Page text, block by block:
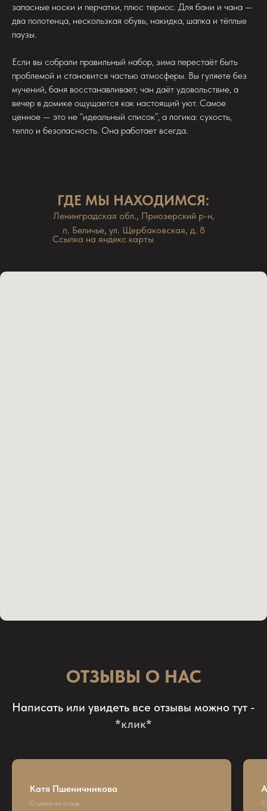
запасные носки и перчатки, плюс термос. Для бани и чана —
два полотенца, нескользкая обувь, накидка, шапка и тёплые
паузы.
Если вы собрали правильный набор, зима перестаёт быть
проблемой и становится частью атмосферы. Вы гуляете без
мучений, баня восстанавливает, чан даёт удовольствие, а
вечер в домике ощущается как настоящий уют. Самое
ценное — это не “идеальный список”, а логика: сухость,
тепло и безопасность. Она работает всегда.
ГДЕ МЫ НАХОДИМСЯ:
Ссылка на яндекс карты
Ленинградская обл., Приозерский р-н,
п. Беличье, ул. Щербаковская, д. 8
ОТЗЫВЫ О НАС
Написать или увидеть все отзывы можно тут -
*клик*
Катя Пшеничникова
Ссылка на отзыв